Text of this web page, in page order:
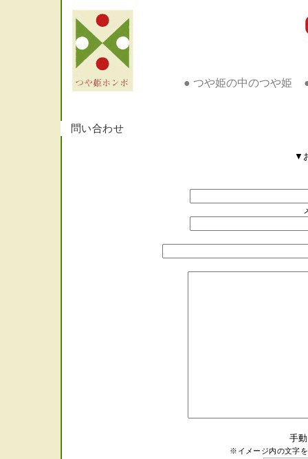
● つや姫の中のつや姫
問い合わせ
▼
手
※イメージ内の文字